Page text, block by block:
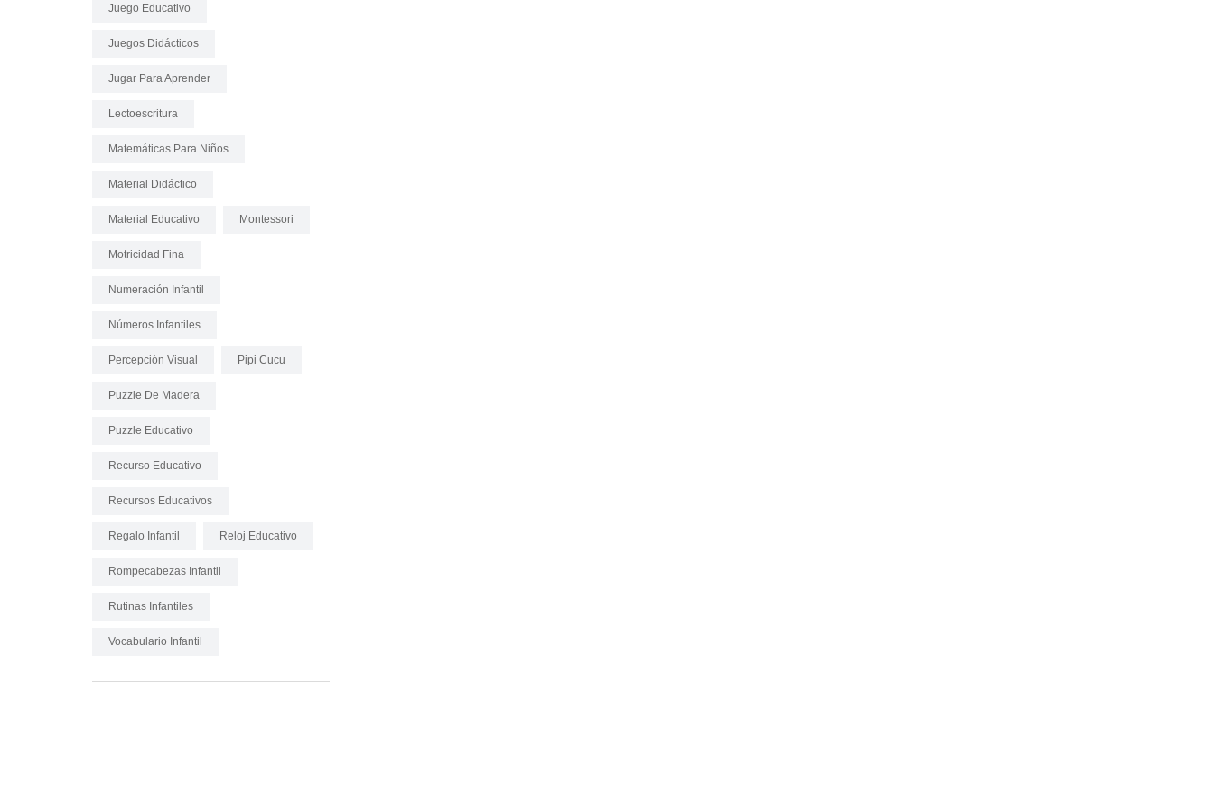
Juego Educativo
Juegos Didácticos
Jugar Para Aprender
Lectoescritura
Matemáticas Para Niños
Material Didáctico
Material Educativo Montessori
Motricidad Fina
Numeración Infantil
Números Infantiles
Percepción Visual Pipi Cucu
Puzzle De Madera
Puzzle Educativo
Recurso Educativo
Recursos Educativos
Regalo Infantil Reloj Educativo
Rompecabezas Infantil
Rutinas Infantiles
Vocabulario Infantil